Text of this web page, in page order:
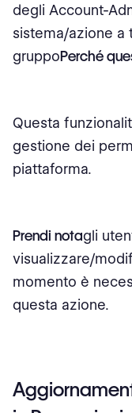
degli Account-
sistema/azione a
gruppoPerché
Questa
gestione dei
piattaforma.
Prendi notagli
visualizzare/
momento è
questa azione.